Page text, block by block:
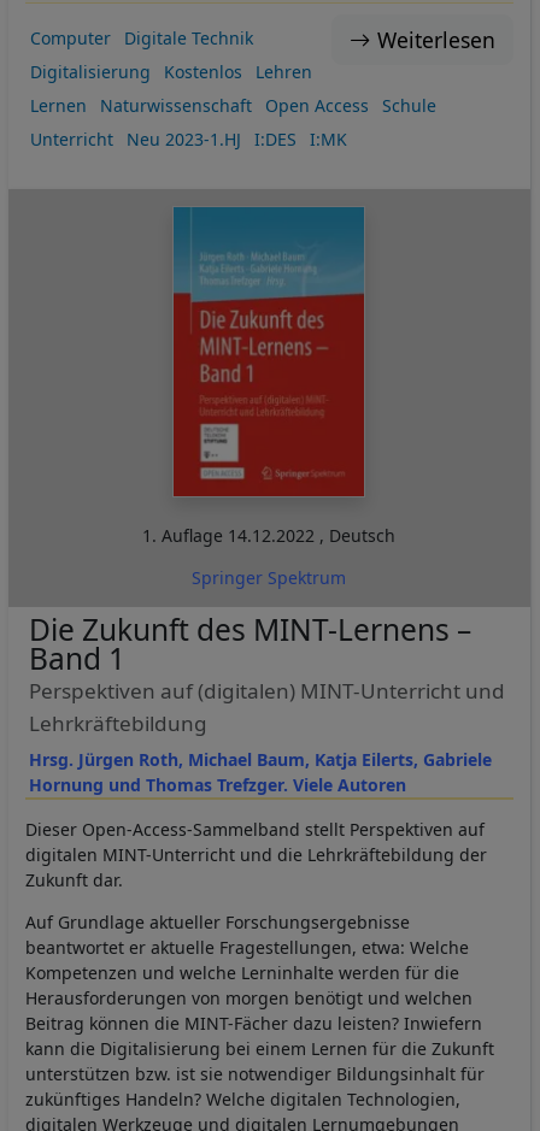
Weiterlesen
Computer
Digitale Technik
Digitalisierung
Kostenlos
Lehren
Lernen
Naturwissenschaft Open Access
Schule
Unterricht
Neu 2023-1.HJ I:DES I:MK
1. Auflage 14.12.2022 , Deutsch
Springer Spektrum
Hrsg. Jürgen Roth, Michael Baum, Katja Eilerts, Gabriele
Hornung und Thomas Trefzger. Viele Autoren
Die Zukunft des MINT-Lernens –
Band 1
Perspektiven auf (digitalen) MINT-Unterricht und
Lehrkräftebildung
Dieser Open-Access-Sammelband stellt Perspektiven auf
digitalen MINT-Unterricht und die Lehrkräftebildung der
Zukunft dar.
Auf Grundlage aktueller Forschungsergebnisse
beantwortet er aktuelle Fragestellungen, etwa: Welche
Kompetenzen und welche Lerninhalte werden für die
Herausforderungen von morgen benötigt und welchen
Beitrag können die MINT-Fächer dazu leisten? Inwiefern
kann die Digitalisierung bei einem Lernen für die Zukunft
unterstützen bzw. ist sie notwendiger Bildungsinhalt für
zukünftiges Handeln? Welche digitalen Technologien,
digitalen Werkzeuge und digitalen Lernumgebungen